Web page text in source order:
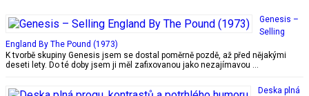
Genesis –
Selling
England By The Pound (1973)
K tvorbě skupiny Genesis jsem se dostal poměrně pozdě, až před nějakými
deseti lety. Do té doby jsem ji měl zafixovanou jako nezajímavou …
Deska plná